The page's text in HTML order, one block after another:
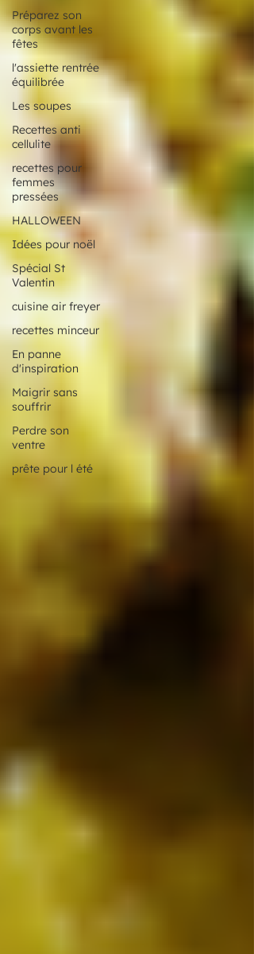
Préparez son
corps avant les
fêtes
l'assiette rentrée
équilibrée
Les soupes
Recettes anti
cellulite
recettes pour
femmes
pressées
HALLOWEEN
Idées pour noël
Spécial St
Valentin
cuisine air freyer
recettes minceur
En panne
d'inspiration
Maigrir sans
souffrir
Perdre son
ventre
prête pour l été